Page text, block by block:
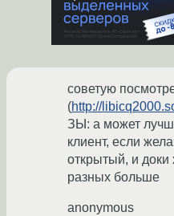
советую
(http://
ЗЫ: а может
клиент, если
открытый, и доки
разных больше
anonymous